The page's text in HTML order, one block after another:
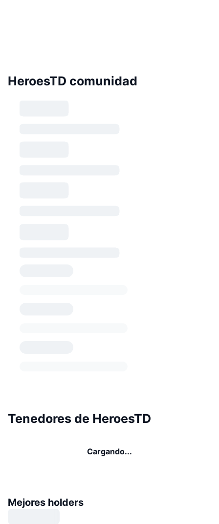
HeroesTD comunidad
Tenedores de HeroesTD
Cargando...
Mejores holders